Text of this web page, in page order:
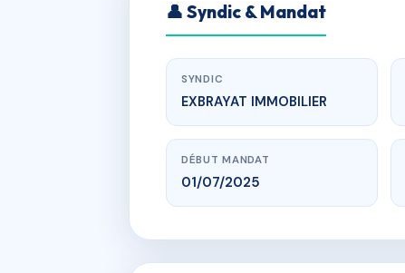
👤 Syndic & Mandat
SYNDIC
EXBRAYAT IMMOBILIER
DÉBUT MANDAT
01/07/2025